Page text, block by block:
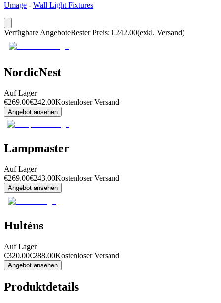
Umage - Wall Light Fixtures
Verfügbare AngeboteBester Preis: €242.00(exkl. Versand)
NordicNest
Auf Lager
€269.00€242.00Kostenloser Versand
Angebot ansehen
Lampmaster
Auf Lager
€269.00€243.00Kostenloser Versand
Angebot ansehen
Hulténs
Auf Lager
€320.00€288.00Kostenloser Versand
Angebot ansehen
Produktdetails